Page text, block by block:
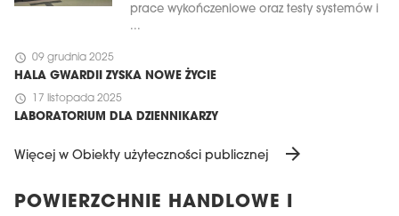
prace wykończeniowe oraz testy systemów i
...
schedule 09 grudnia 2025
HALA GWARDII ZYSKA NOWE ŻYCIE
schedule 17 listopada 2025
LABORATORIUM DLA DZIENNIKARZY
Więcej w Obiekty użyteczności publicznej arrow_forward
POWIERZCHNIE HANDLOWE I